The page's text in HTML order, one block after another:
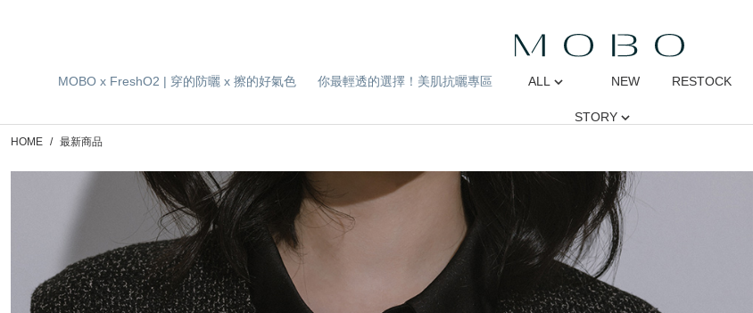
MOBO x FreshO2 | 穿的防曬 x 擦的好氣色 你最輕透的選擇！美肌抗曬專區 ALL NEW RESTOCK
STORY
HOME 最新商品